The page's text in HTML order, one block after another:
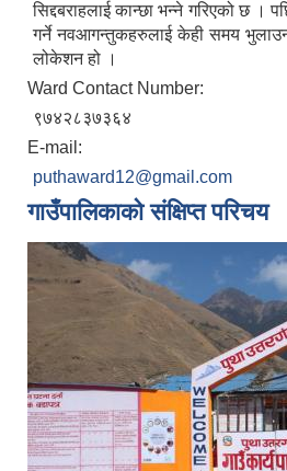
सिद्दबराहलाई कान्छा भन्ने गरिएको छ ।
गर्ने नवआगन्तुकहरुलाई केही समय
लोकेशन हो ।
Ward Contact Number:
९७४२८३७३६४
E-mail:
puthaward12@gmail.com
गाउँपालिकाको संक्षिप्त परिचय